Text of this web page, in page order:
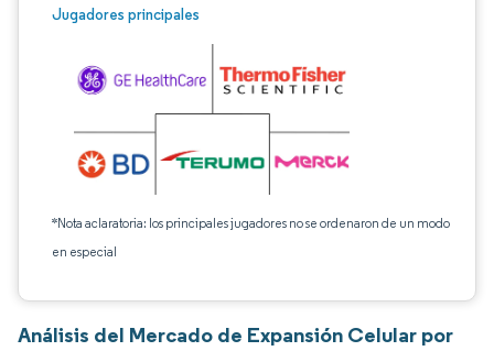
Jugadores principales
*Nota aclaratoria: los principales jugadores no se ordenaron de un modo
en especial
Análisis del Mercado de Expansión Celular por